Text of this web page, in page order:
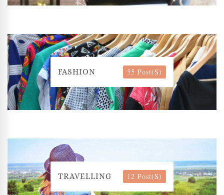
FASHION 55 Post(s)
TRAVELLING 12 Post(s)